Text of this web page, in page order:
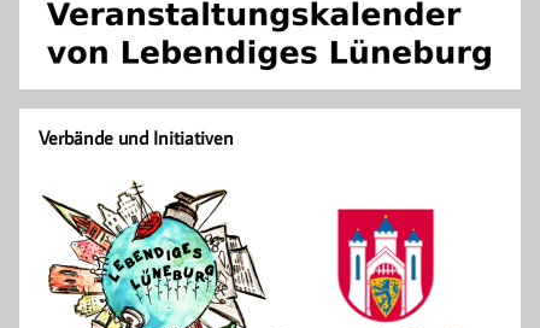
Verbände und Initiativen